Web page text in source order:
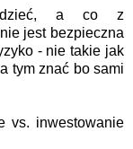
a co z
jest bezpieczna
- nie takie jak
tym znać bo sami
vs. inwestowanie